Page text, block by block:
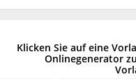
Klicken Sie auf eine
Onlinegenerator